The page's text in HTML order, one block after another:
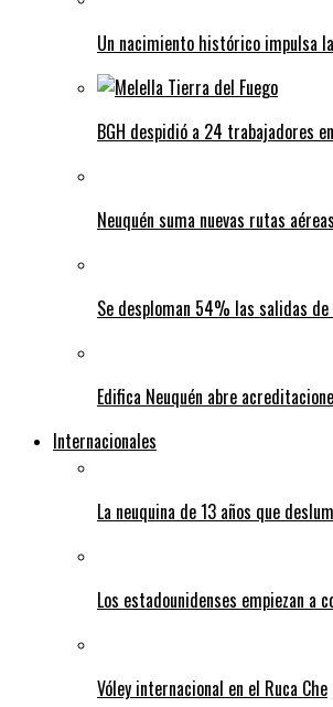
Un nacimiento histórico impulsa
BGH despidió a 24 trabajadores
Neuquén suma nuevas rutas
Se desploman 54% las salidas
Edifica Neuquén abre
Internacionales
La neuquina de 13 años que
Los estadounidenses empiezan a
Vóley internacional en el Ruca Che